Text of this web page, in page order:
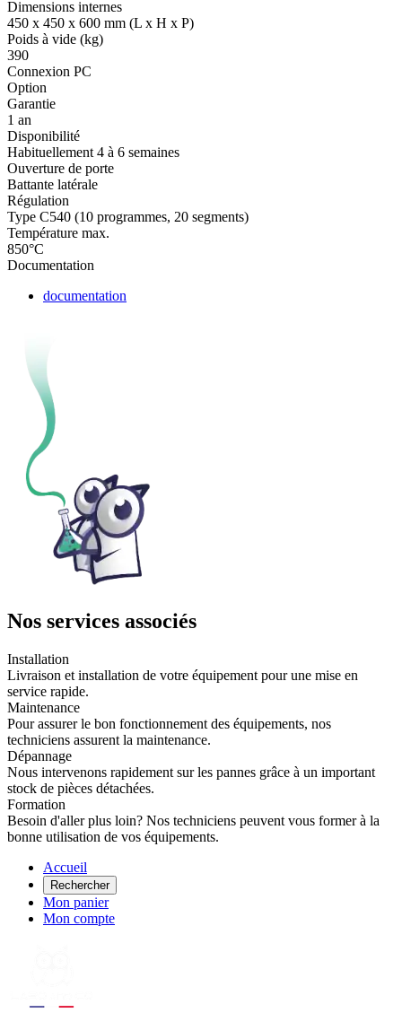
Dimensions internes
450 x 450 x 600 mm (L x H x P)
Poids à vide (kg)
390
Connexion PC
Option
Garantie
1 an
Disponibilité
Habituellement 4 à 6 semaines
Ouverture de porte
Battante latérale
Régulation
Type C540 (10 programmes, 20 segments)
Température max.
850°C
Documentation
documentation
Nos services associés
Installation
Livraison et installation de votre équipement pour une mise en
service rapide.
Maintenance
Pour assurer le bon fonctionnement des équipements, nos
techniciens assurent la maintenance.
Dépannage
Nous intervenons rapidement sur les pannes grâce à un important
stock de pièces détachées.
Formation
Besoin d'aller plus loin? Nos techniciens peuvent vous former à la
bonne utilisation de vos équipements.
Accueil
Rechercher
Mon panier
Mon compte